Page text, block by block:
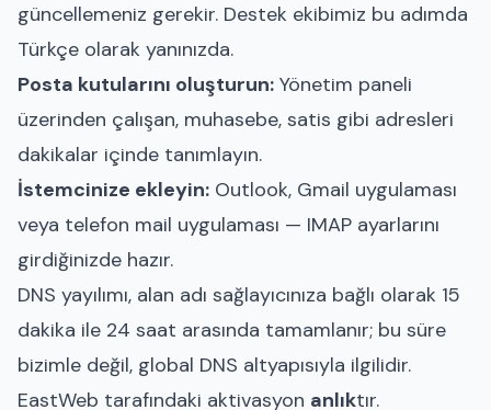
güncellemeniz gerekir. Destek ekibimiz bu adımda
Türkçe olarak yanınızda.
Posta kutularını oluşturun: Yönetim paneli
üzerinden çalışan, muhasebe, satis gibi adresleri
dakikalar içinde tanımlayın.
İstemcinize ekleyin: Outlook, Gmail uygulaması
veya telefon mail uygulaması — IMAP ayarlarını
girdiğinizde hazır.
DNS yayılımı, alan adı sağlayıcınıza bağlı olarak 15
dakika ile 24 saat arasında tamamlanır; bu süre
bizimle değil, global DNS altyapısıyla ilgilidir.
EastWeb tarafındaki aktivasyon anlıktır.